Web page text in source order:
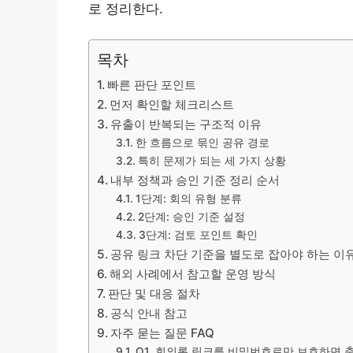
로 정리한다.
목차
빠른 판단 포인트
먼저 확인할 체크리스트
유출이 반복되는 구조적 이유
한 흐름으로 묶인 공유 경로
특히 문제가 되는 세 가지 상황
내부 정책과 승인 기준 정리 순서
1단계: 회의 유형 분류
2단계: 승인 기준 설정
3단계: 검토 포인트 확인
공유 링크 차단 기준을 별도로 잡아야 하는 이
해외 사례에서 참고할 운영 방식
판단 및 대응 절차
공식 안내 참고
자주 묻는 질문 FAQ